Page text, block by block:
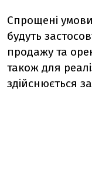
Спрощені
будуть
продажу та
також для
здійснюється